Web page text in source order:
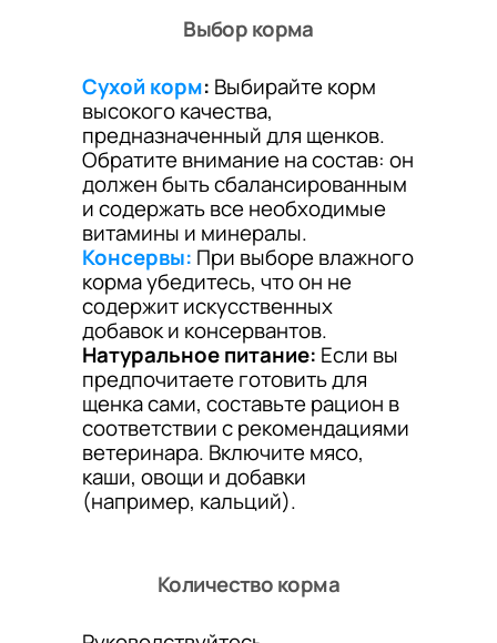
Выбор корма
Сухой корм: Выбирайте корм
высокого качества,
предназначенный для щенков.
Обратите внимание на состав: он
должен быть сбалансированным
и содержать все необходимые
витамины и минералы.
Консервы: При выборе влажного
корма убедитесь, что он не
содержит искусственных
добавок и консервантов.
Натуральное питание: Если вы
предпочитаете готовить для
щенка сами, составьте рацион в
соответствии с рекомендациями
ветеринара. Включите мясо,
каши, овощи и добавки
(например, кальций).
Количество корма